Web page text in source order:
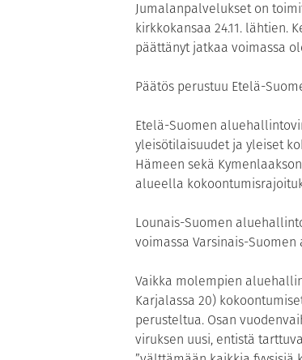
Jumalanpalvelukset on
kirkkokansaa 24.11. lähtien.
päättänyt jatkaa voimassa
Päätös perustuu Etelä-
Etelä-Suomen
yleisötilaisuudet ja yleiset
Hämeen sekä
alueella
Lounais-Suomen
voimassa Varsinais-Suomen
Vaikka molempien
Karjalassa 20)
perusteltua. Osan
viruksen uusi, entistä